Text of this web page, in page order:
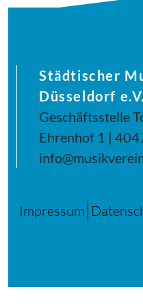
Städtischer
Düsseldorf
Geschäftsstelle
Ehrenhof 1 |
Impressum